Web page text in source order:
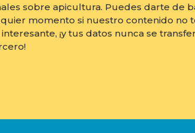
sobre apicultura. Puedes darte de
momento si nuestro contenido no
¡y tus datos nunca se